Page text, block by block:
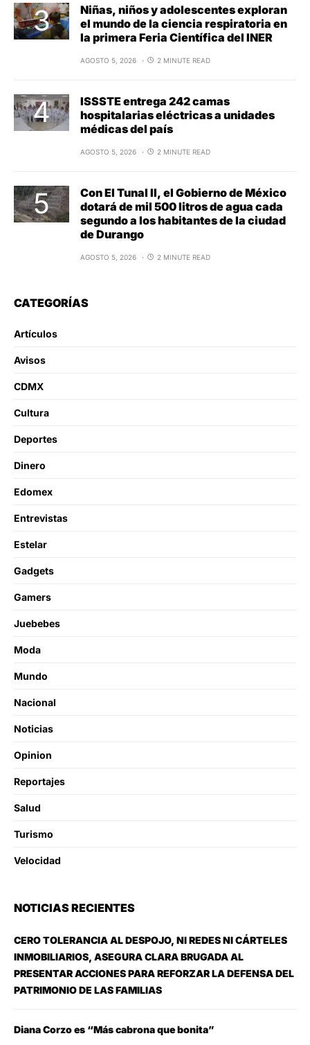
Niñas, niños y adolescentes exploran
el mundo de la ciencia respiratoria en
la primera Feria Científica del INER
AGOSTO 5, 2026 2 MINUTE READ
ISSSTE entrega 242 camas
hospitalarias eléctricas a unidades
médicas del país
AGOSTO 5, 2026 2 MINUTE READ
Con El Tunal II, el Gobierno de México
dotará de mil 500 litros de agua cada
segundo a los habitantes de la ciudad
de Durango
AGOSTO 5, 2026 2 MINUTE READ
CATEGORÍAS
Artículos
Avisos
CDMX
Cultura
Deportes
Dinero
Edomex
Entrevistas
Estelar
Gadgets
Gamers
Juebebes
Moda
Mundo
Nacional
Noticias
Opinion
Reportajes
Salud
Turismo
Velocidad
NOTICIAS RECIENTES
CERO TOLERANCIA AL DESPOJO, NI REDES NI CÁRTELES
INMOBILIARIOS, ASEGURA CLARA BRUGADA AL
PRESENTAR ACCIONES PARA REFORZAR LA DEFENSA DEL
PATRIMONIO DE LAS FAMILIAS
Diana Corzo es “Más cabrona que bonita”